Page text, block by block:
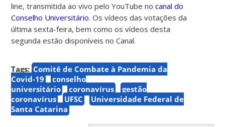
line, transmitida ao vivo pelo YouTube nocanal do
Conselho Universitário.Os vídeos das votações da
última sexta-feira, bem como os vídeos desta
segunda estão disponíveis no Canal.
Tags: Comitê de Combate à Pandemia da
Covid-19
conselho
universitário
coronavírus
gestão
coronavírus
UFSC
Universidade Federal de
Santa Catarina